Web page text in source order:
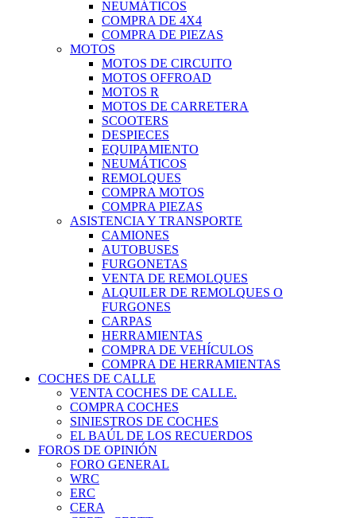
NEUMÁTICOS
COMPRA DE 4X4
COMPRA DE PIEZAS
MOTOS
MOTOS DE CIRCUITO
MOTOS OFFROAD
MOTOS R
MOTOS DE CARRETERA
SCOOTERS
DESPIECES
EQUIPAMIENTO
NEUMÁTICOS
REMOLQUES
COMPRA MOTOS
COMPRA PIEZAS
ASISTENCIA Y TRANSPORTE
CAMIONES
AUTOBUSES
FURGONETAS
VENTA DE REMOLQUES
ALQUILER DE REMOLQUES O
FURGONES
CARPAS
HERRAMIENTAS
COMPRA DE VEHÍCULOS
COMPRA DE HERRAMIENTAS
COCHES DE CALLE
VENTA COCHES DE CALLE.
COMPRA COCHES
SINIESTROS DE COCHES
EL BAÚL DE LOS RECUERDOS
FOROS DE OPINIÓN
FORO GENERAL
WRC
ERC
CERA